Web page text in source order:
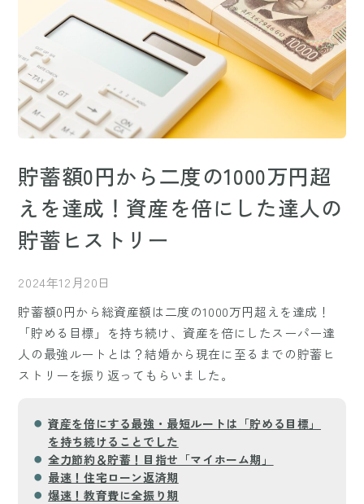
貯蓄額0円から二度の1000万円超
えを達成！資産を倍にした達人の
貯蓄ヒストリー
2024年12月20日
貯蓄額0円から総資産額は二度の1000万円超えを達成！
「貯める目標」を持ち続け、資産を倍にしたスーパー達
人の最強ルートとは？結婚から現在に至るまでの貯蓄ヒ
ストリーを振り返ってもらいました。
資産を倍にする最強・最短ルートは「貯める目標」
を持ち続けることでした
全力節約＆貯蓄！目指せ「マイホーム期」
最速！住宅ローン返済期
爆速！教育費に全振り期